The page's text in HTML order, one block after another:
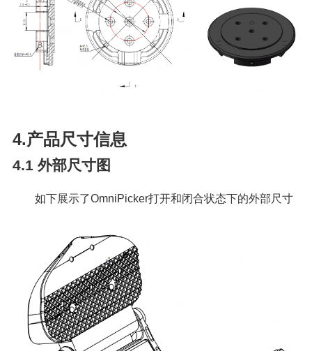
4.产品尺寸信息
4.1 外部尺寸图
如下展示了OmniPicker打开和闭合状态下的外部尺寸